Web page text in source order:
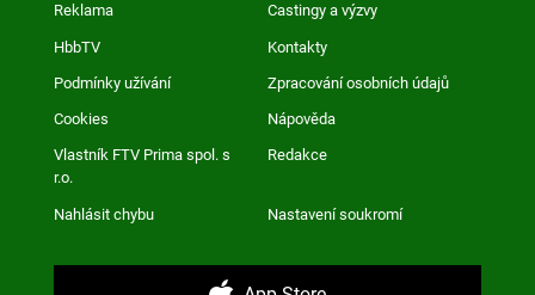
Reklama Castingy a výzvy
HbbTV Kontakty
Podmínky užívání Zpracování osobních údajů
Cookies Nápověda
Vlastník FTV Prima spol. s
r.o.
Redakce
Nahlásit chybu Nastavení soukromí